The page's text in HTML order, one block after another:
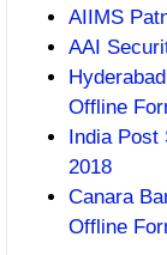
AIIMS
AAI
Offline
India Post
2018
Canara
Offline